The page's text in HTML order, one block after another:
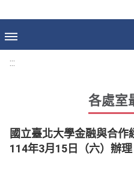
:::
各處室
國立臺北大學金融與合作
114年3月15日（六）辦